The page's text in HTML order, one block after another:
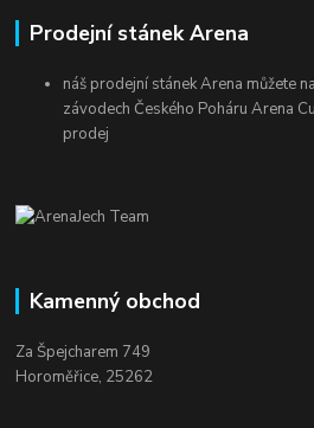
Prodejní stánek Arena
náš prodejní stánek Arena můžete
závodech Českého Poháru Arena
prodej
Kamenný obchod
Za Špejcharem 749
Horoměřice, 25262